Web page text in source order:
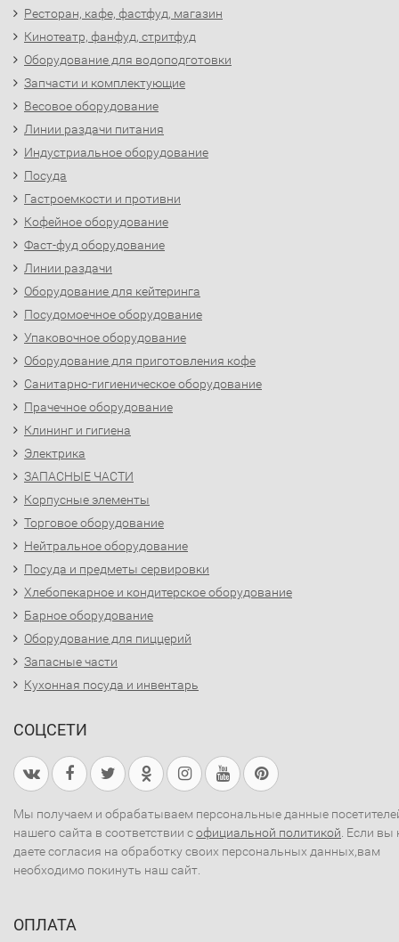
Ресторан, кафе, фастфуд, магазин
Кинотеатр, фанфуд, стритфуд
Оборудование для водоподготовки
Запчасти и комплектующие
Весовое оборудование
Линии раздачи питания
Индустриальное оборудование
Посуда
Гастроемкости и противни
Кофейное оборудование
Фаст-фуд оборудование
Линии раздачи
Оборудование для кейтеринга
Посудомоечное оборудование
Упаковочное оборудование
Оборудование для приготовления кофе
Санитарно-гигиеническое оборудование
Прачечное оборудование
Клининг и гигиена
Электрика
ЗАПАСНЫЕ ЧАСТИ
Корпусные элементы
Торговое оборудование
Нейтральное оборудование
Посуда и предметы сервировки
Хлебопекарное и кондитерское оборудование
Барное оборудование
Оборудование для пиццерий
Запасные части
Кухонная посуда и инвентарь
СОЦСЕТИ
Мы получаем и обрабатываем персональные данные
нашего сайта в соответствии софициальной политикой. Если вы
даете согласия на обработку своих персональных данных,вам
необходимо покинуть наш сайт.
ОПЛАТА